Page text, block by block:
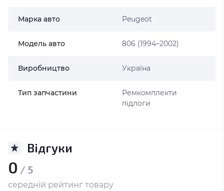
Марка авто Peugeot
Модель авто 806 (1994–2002)
Виробництво Україна
Тип запчастини
Ремкомплекти
підлоги
Відгуки
0 / 5
середній рейтинг товару